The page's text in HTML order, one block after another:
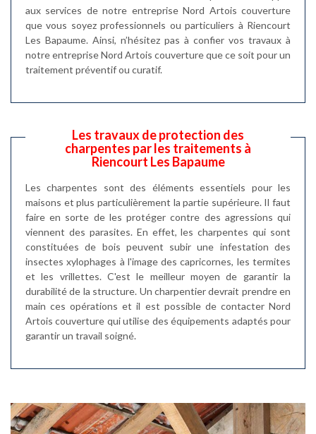
aux services de notre entreprise Nord Artois couverture
que vous soyez professionnels ou particuliers à Riencourt
Les Bapaume. Ainsi, n’hésitez pas à confier vos travaux à
notre entreprise Nord Artois couverture que ce soit pour un
traitement préventif ou curatif.
Les travaux de protection des
charpentes par les traitements à
Riencourt Les Bapaume
Les charpentes sont des éléments essentiels pour les
maisons et plus particulièrement la partie supérieure. Il faut
faire en sorte de les protéger contre des agressions qui
viennent des parasites. En effet, les charpentes qui sont
constituées de bois peuvent subir une infestation des
insectes xylophages à l'image des capricornes, les termites
et les vrillettes. C'est le meilleur moyen de garantir la
durabilité de la structure. Un charpentier devrait prendre en
main ces opérations et il est possible de contacter Nord
Artois couverture qui utilise des équipements adaptés pour
garantir un travail soigné.